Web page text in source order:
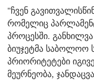
"ჩვენ
რომელიც
პროცესში.
ბიუჯეტმა საბოლოო
პრიორიტეტები
მეურნეობა,